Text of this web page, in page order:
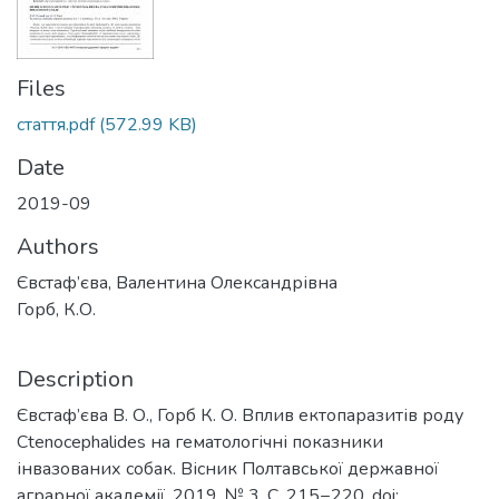
Files
стаття.pdf(572.99 KB)
Date
2019-09
Authors
Євстаф’єва, Валентина Олександрівна
Горб, К.О.
Description
Євстаф’єва В. О., Горб К. О. Вплив ектопаразитів роду
Ctenocephalides на гематологічні показники
інвазованих собак. Вісник Полтавської державної